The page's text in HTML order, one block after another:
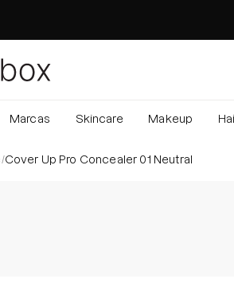
Marcas Skincare Makeup
/Cover Up Pro Concealer 01 Neutral